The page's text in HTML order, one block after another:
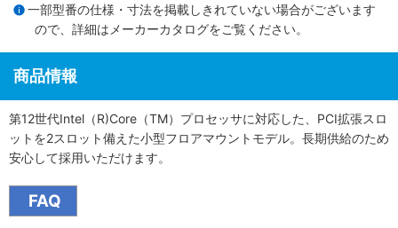
一部型番の仕様・寸法を掲載しきれていない場合がございます
ので、詳細は メーカーカタログをご覧ください。
商品情報
第12世代Intel（R)Core（TM）プロセッサに対応した、PCI拡張スロ
ットを2スロット備えた小型フロアマウントモデル。長期供給のため
安心して採用いただけます。
FAQ